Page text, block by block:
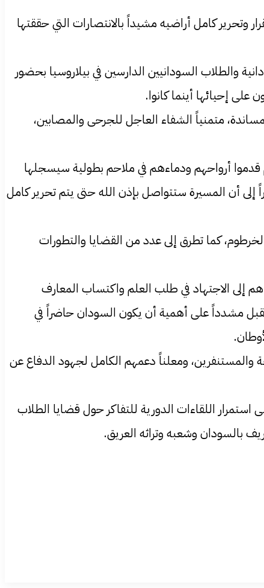
وتحرير كامل أراضيه مشيداً بالانتصارات التي حققتها
والطلاب السودانيين الدارسين في بيلاروسيا بحضور
إحيائها أينما كانوا.
متمنياً الشفاء العاجل للجرحى والمصابين،
قدموا أرواحهم ودماءهم في ملاحم بطولية سيسجلها
إلى أن المسيرة ستتواصل بإذن الله حتى يتم تحرير كامل
كما تطرق إلى عدد من القضايا والتطورات
إلى الاجتهاد في طلب العلم واكتساب المعارف
مشدداً على أهمية أن يكون السودان حاضراً في
ومعلناً دعمهم الكامل لجهود الدفاع عن
اللقاءات الدورية للتفاكر حول قضايا الطلاب
بالسودان وشعبه وتراثه العريق.